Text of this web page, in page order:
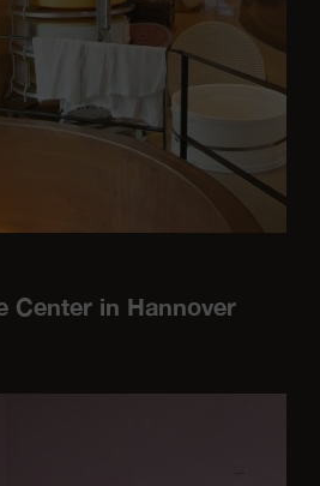
Center in Hannover